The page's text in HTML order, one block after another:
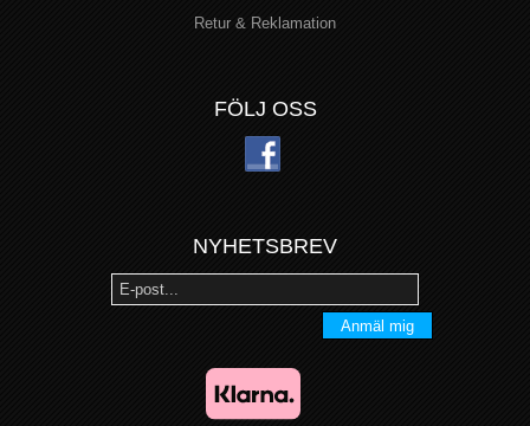
Retur & Reklamation
FÖLJ OSS
NYHETSBREV
Anmäl mig